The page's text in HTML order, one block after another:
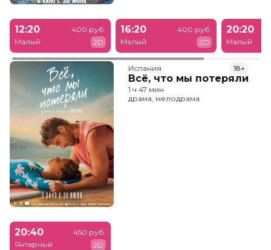
12:20
Малый
400 руб.
2D
16:20
Малый
400 руб.
2D
20:20
Малый
Испания
Всё, что мы потеряли
18+
1 ч 47 мин
драма, мелодрама
20:40
Янтарный
450 руб.
2D